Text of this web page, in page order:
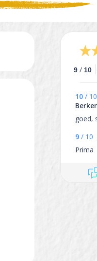
9 / 10
10 / 10
goed,
9 / 10
Prima